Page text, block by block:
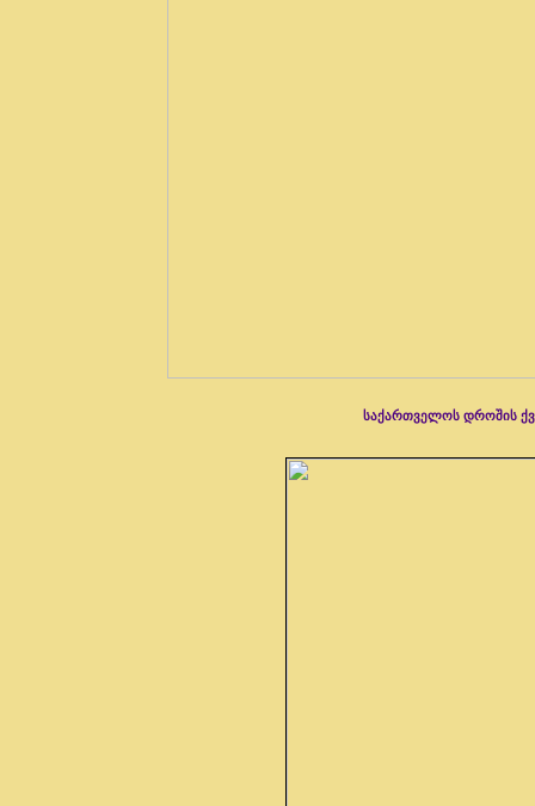
საქართველოს დროშის